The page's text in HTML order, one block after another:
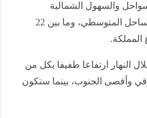
والسهول الشمالية
والوسطى، بالإضافة إلى الساحل المتوسطي، وما بين 22
النهار ارتفاعا طفيفا بكل من
وأقصى الجنوب، بينما ستكون